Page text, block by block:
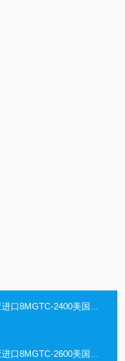
2400美国盖茨保力强同步带
2600美国盖茨保力强同步带